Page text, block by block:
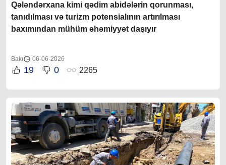
Qələndərxana kimi qədim abidələrin qorunması,
tanıdılması və turizm potensialının artırılması
baxımından mühüm əhəmiyyət daşıyır
Bakı 06-06-2026
19 0 2265